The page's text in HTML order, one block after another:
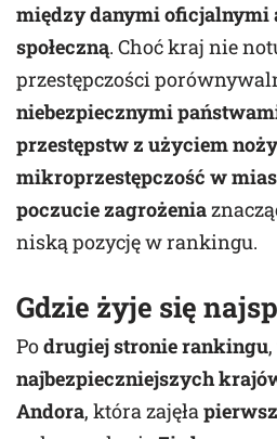
między danymi oficjalnymi
społeczną. Choć kraj nie
przestępczości
niebezpiecznymi
przestępstw z użyciem noży
mikroprzestępczość w
poczucie zagrożenia
niską pozycję w rankingu.
Gdzie żyje się
Podrugiej stronie rankingu
najbezpieczniejszych
Andora, która zajęła